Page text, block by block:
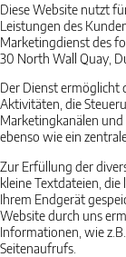
Diese Website nutzt
Leistungen des
Marketingdienst des
30 North Wall Quay,
Der Dienst ermöglicht
Aktivitäten, die
Marketingkanälen
ebenso wie ein
Zur Erfüllung der
kleine Textdateien,
Ihrem Endgerät
Website durch uns
Informationen, wie
Seitenaufrufs.